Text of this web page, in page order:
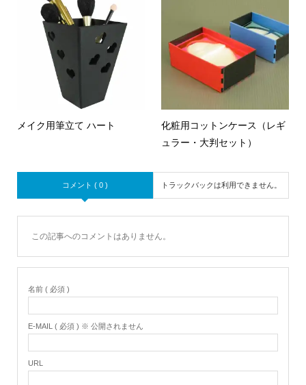
メイク用筆立て ハート
化粧用コットンケース（レギ
ュラー・大判セット）
コメント ( 0 ) トラックバックは利用できません。
この記事へのコメントはありません。
名前 ( 必須 )
E-MAIL ( 必須 ) ※ 公開されません
URL